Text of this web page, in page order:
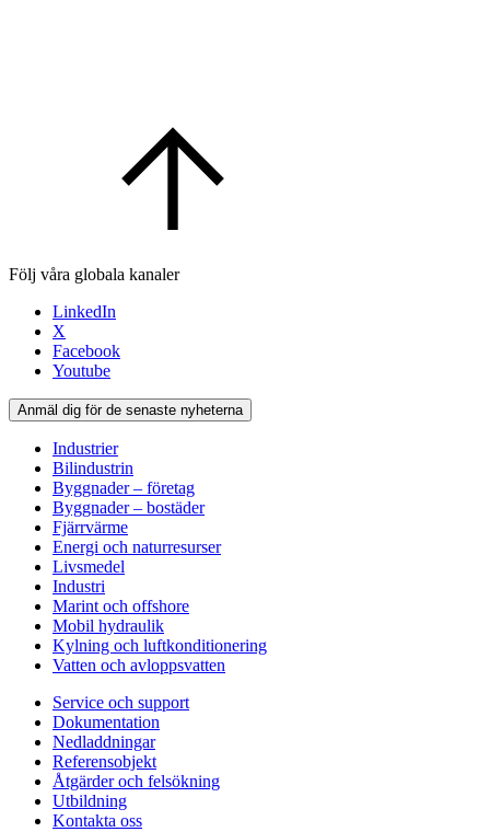
Följ våra globala kanaler
LinkedIn
X
Facebook
Youtube
Anmäl dig för de senaste nyheterna
Industrier
Bilindustrin
Byggnader – företag
Byggnader – bostäder
Fjärrvärme
Energi och naturresurser
Livsmedel
Industri
Marint och offshore
Mobil hydraulik
Kylning och luftkonditionering
Vatten och avloppsvatten
Service och support
Dokumentation
Nedladdningar
Referensobjekt
Åtgärder och felsökning
Utbildning
Kontakta oss